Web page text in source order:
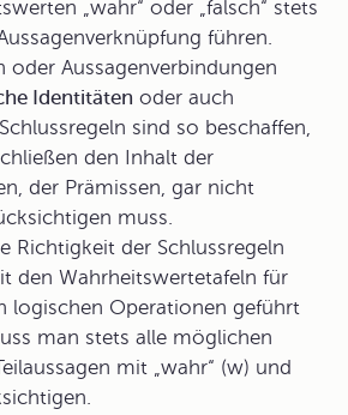
„wahr“ oder „falsch“ stets
führen.
oder Aussagenverbindungen
Identitäten oder auch
sind so beschaffen,
den Inhalt der
der Prämissen, gar nicht
muss.
Richtigkeit der Schlussregeln
den Wahrheitswertetafeln für
logischen Operationen geführt
man stets alle möglichen
mit „wahr“ (w) und